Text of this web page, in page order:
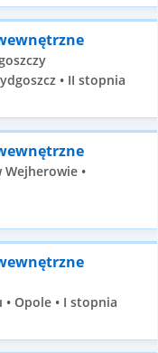
• II stopnia
Wejherowie •
Opole • I stopnia